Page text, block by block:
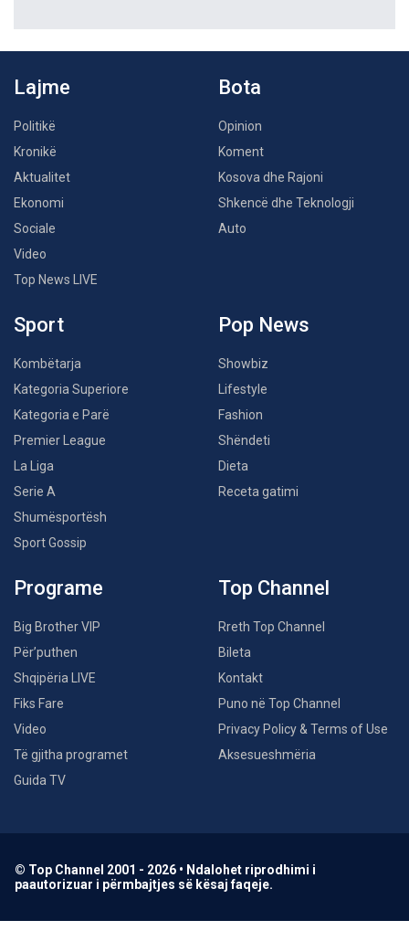
Lajme
Politikë
Kronikë
Aktualitet
Ekonomi
Sociale
Video
Top News LIVE
Bota
Opinion
Koment
Kosova dhe Rajoni
Shkencë dhe Teknologji
Auto
Sport
Kombëtarja
Kategoria Superiore
Kategoria e Parë
Premier League
La Liga
Serie A
Shumësportësh
Sport Gossip
Pop News
Showbiz
Lifestyle
Fashion
Shëndeti
Dieta
Receta gatimi
Programe
Big Brother VIP
Për’puthen
Shqipëria LIVE
Fiks Fare
Video
Të gjitha programet
Guida TV
Top Channel
Rreth Top Channel
Bileta
Kontakt
Puno në Top Channel
Privacy Policy & Terms of Use
Aksesueshmëria
© Top Channel 2001 - 2026 • Ndalohet riprodhimi i
paautorizuar i përmbajtjes së kësaj faqeje.